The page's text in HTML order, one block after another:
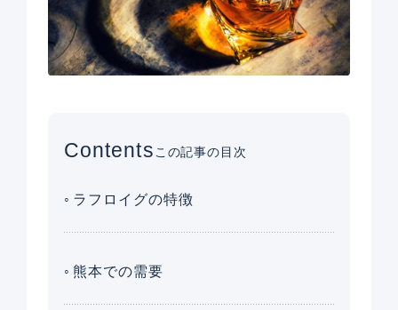
Contentsこの記事の目次
ラフロイグの特徴
熊本での需要